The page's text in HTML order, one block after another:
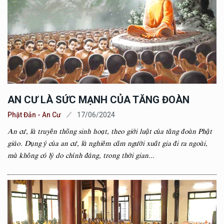
AN CƯ LÀ SỨC MẠNH CỦA TĂNG ĐOÀN
Phật Đản - An Cư 17/06/2024
An cư, là truyền thống sinh hoạt, theo giới luật của tăng đoàn Phật
giáo. Dụng ý của an cư, là nghiêm cấm người xuất gia đi ra ngoài,
mà không có lý do chính đáng, trong thời gian...